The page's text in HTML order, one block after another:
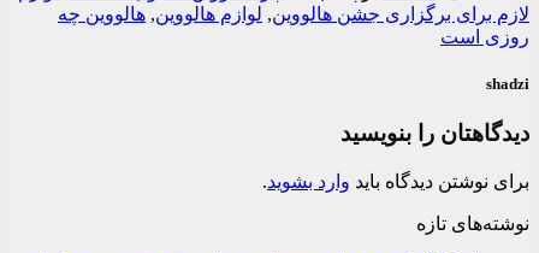
لازم برای برگزاری جشن هالووین, لوازم هالووین, هالووین چه
روزی است
shadzi
دیدگاهتان را بنویسید
برای نوشتن دیدگاه باید وارد بشوید.
نوشته‌های تازه